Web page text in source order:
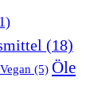
(18)
Vegan (5) Öle